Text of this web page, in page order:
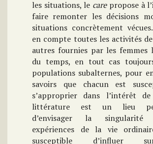
les situations, le carepropose à
faire remonter les décisions
situations concrètement
en compte toutes les activités
autres fournies par les femmes
du temps, en tout cas
populations subalternes, pour
savoirs que chacun est
s’approprier dans l’intérêt
littérature est un lieu
d’envisager la
expériences de la vie
susceptible d’influer